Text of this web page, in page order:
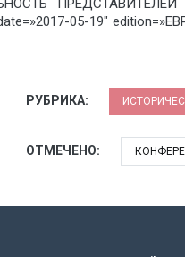
05-19″
РУБРИКА:
ОТМЕЧЕНО: